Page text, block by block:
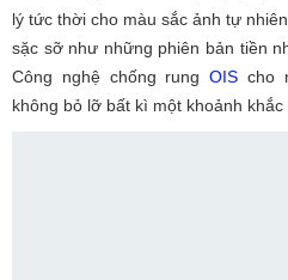
lý tức thời cho màu sắc ảnh tự
sặc sỡ như những phiên bản tiền
Công nghệ chống rungOIS cho
không bỏ lỡ bất kì một khoảnh khắc